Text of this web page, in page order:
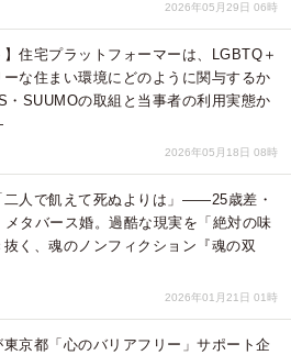
2026年05月29日 06時
】住宅プラットフォーマーは、LGBTQ＋
ーな住まい環境にどのように関与するか
SUUMOの取組と当事者の利用実態か
2026年05月18日 08時
二人で飢えて死ぬよりは」――25歳差・
メタバース婚。過酷な現実を「絶対の味
く、魂のノンフィクション『魂の双
2026年01月21日 01時
京都「心のバリアフリー」サポート企